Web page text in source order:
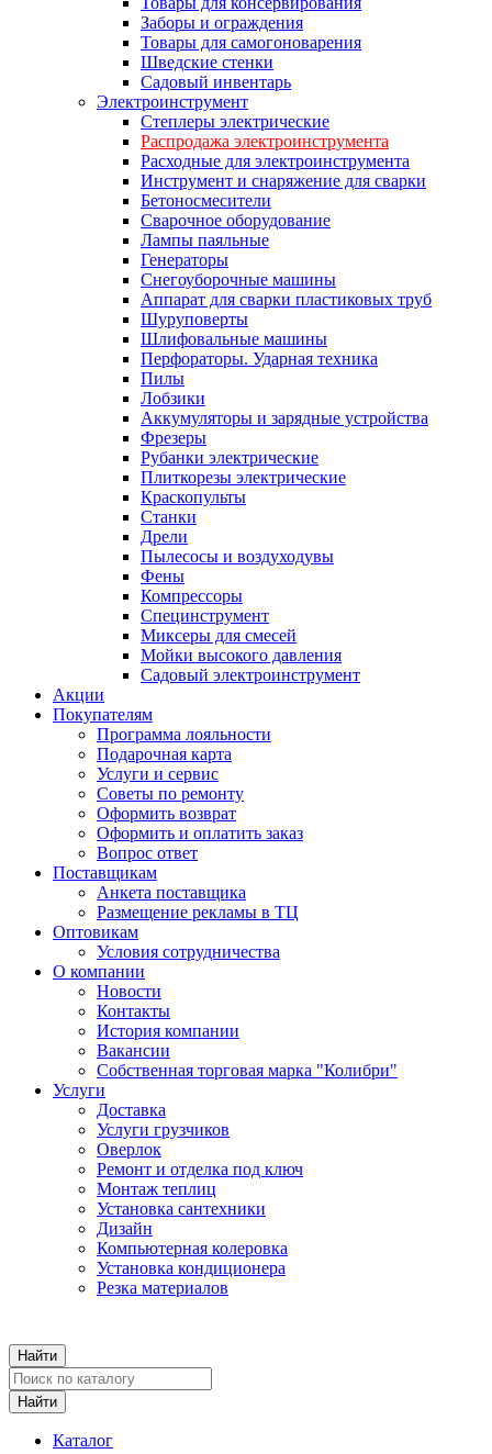
Заборы и ограждения
Товары для самогоноварения
Шведские стенки
Садовый инвентарь
Электроинструмент
Степлеры электрические
Распродажа электроинструмента
Расходные для электроинструмента
Инструмент и снаряжение для сварки
Бетоносмесители
Сварочное оборудование
Лампы паяльные
Генераторы
Снегоуборочные машины
Аппарат для сварки пластиковых труб
Шуруповерты
Шлифовальные машины
Перфораторы. Ударная техника
Пилы
Лобзики
Аккумуляторы и зарядные устройства
Фрезеры
Рубанки электрические
Плиткорезы электрические
Краскопульты
Станки
Дрели
Пылесосы и воздуходувы
Фены
Компрессоры
Специнструмент
Миксеры для смесей
Мойки высокого давления
Садовый электроинструмент
Акции
Покупателям
Программа лояльности
Подарочная карта
Услуги и сервис
Советы по ремонту
Оформить возврат
Оформить и оплатить заказ
Вопрос ответ
Поставщикам
Анкета поставщика
Размещение рекламы в ТЦ
Оптовикам
Условия сотрудничества
О компании
Новости
Контакты
История компании
Вакансии
Собственная торговая марка "Колибри"
Услуги
Доставка
Услуги грузчиков
Оверлок
Ремонт и отделка под ключ
Монтаж теплиц
Установка сантехники
Дизайн
Компьютерная колеровка
Установка кондиционера
Резка материалов
Каталог